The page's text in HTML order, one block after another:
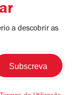
a descobrir as